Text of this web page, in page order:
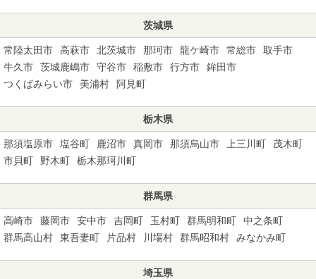
茨城県
常陸太田市 高萩市 北茨城市 那珂市 龍ケ崎市 常総市
取手市
牛久市
茨城鹿嶋市 守谷市 稲敷市 行方市
鉾田市
つくばみらい市
美浦村 阿見町
栃木県
那須塩原市 塩谷町 鹿沼市 真岡市 那須烏山市 上三川町
茂木町
市貝町
野木町 栃木那珂川町
群馬県
高崎市 藤岡市 安中市 吉岡町 玉村町 群馬明和町
中之条町
群馬高山村
東吾妻町 片品村 川場村 群馬昭和村 みなかみ町
埼玉県